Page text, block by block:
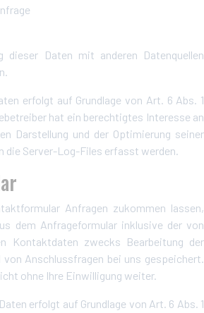
dieser Daten mit anderen Datenquellen
erfolgt auf Grundlage von Art. 6 Abs. 1
hat ein berechtigtes Interesse an
Darstellung und der Optimierung seiner
die Server-Log-Files erfasst werden.
Anfragen zukommen lassen,
dem Anfrageformular inklusive der von
Kontaktdaten zwecks Bearbeitung der
von Anschlussfragen bei uns gespeichert.
ohne Ihre Einwilligung weiter.
erfolgt auf Grundlage von Art. 6 Abs. 1